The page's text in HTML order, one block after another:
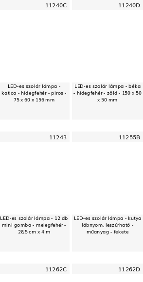
11240C
LED-es szolár lámpa -
katica - hidegfehér - piros -
75 x 60 x 156 mm
11240D
LED-es szolár lámpa - béka
- hidegfehér - zöld - 150 x 50
x 50 mm
11243
LED-es szolár lámpa - 12 db
mini gomba - melegfehér -
28,5 cm x 4 m
11255B
LED-es szolár lámpa - kutya
lábnyom, leszúrható -
műanyag - fekete
11262C 11262D